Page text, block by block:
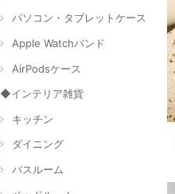
パソコン・タブレットケース
Apple Watchバンド
AirPodsケース
◆インテリア雑貨
キッチン
ダイニング
バスルーム